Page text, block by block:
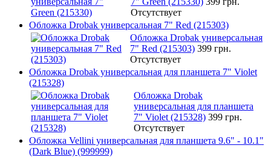
Отсутствует
Обложка Drobak универсальная 7" Red (215303)
Обложка Drobak универсальная
7" Red (215303) 399 грн.
Отсутствует
Обложка Drobak универсальная для планшета 7" Violet
(215328)
Обложка Drobak
универсальная для планшета
7" Violet (215328) 399 грн.
Отсутствует
Обложка Vellini универсальная для планшета 9.6" - 10.1"
(Dark Blue) (999999)